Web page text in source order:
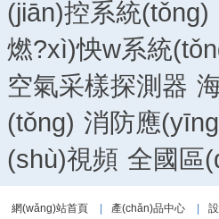
(jiān)控系統(tǒng)
燃?xì)怏w系統
空氣采樣探測器
(tǒng) 消防應
(shù)視頻 全國區
網(wǎng)站首頁 產(chǎn)品中心